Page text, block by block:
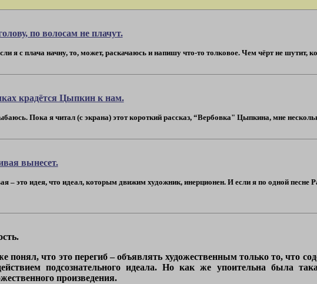
по волосам не плачут.
я с плача начну, то, может, раскачаюсь и напишу что-то толковое. Чем чёрт не
крадётся Цыпкин к нам.
Пока я читал (с экрана) этот короткий рассказ, “Вербовка" Цыпкина, мне
вынесет.
– это идея, что идеал, которым движим художник, инерционен. И если я по одной песне
понял, что это перегиб – объявлять художественным только то, что
подсознательного идеала. Но как же упоительна была
произведения.